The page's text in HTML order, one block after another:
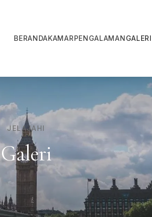
BERANDAKAMARPENGALAMANGALERI
JELAJAHI
Galeri